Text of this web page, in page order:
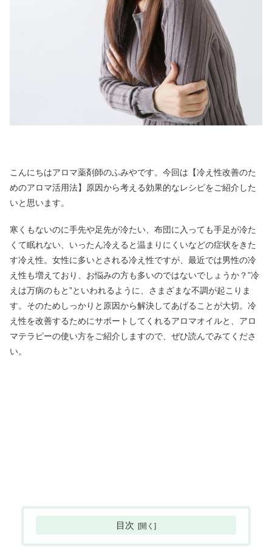
こんにちはアロマ薬剤師のふみやです。今回は【冷え性改善のた
めのアロマ活用法】原因から考える効果的なレシピをご紹介した
いと思います。
寒くもないのに手先や足先が冷たい、布団に入っても手足が冷た
くて眠れない、いったん冷えると温まりにくいなどの症状をきた
す冷え性。女性に多いとされる冷え性ですが、最近では男性の冷
え性も増えており、お悩みの方も多いのではないでしょうか？”冷
えは万病のもと”といわれるように、さまざまな不調が起こりま
す。そのためしっかりと原因から解決してあげることが大切。冷
え性を改善するためにサポートしてくれるアロマオイルと、アロ
マテラピーの使い方をご紹介しますので、ぜひ読んでみてくださ
い。
目次